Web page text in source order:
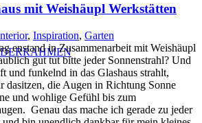
mit Weishäupl Werkstätten
, Inspiration, Garten
enstand in Zusammenarbeit mit Weishäupl
gut tut bitte jeder Sonnenstrahl? Und
und funkelnd in das Glashaus strahlt,
dasitzen, die Augen in Richtung Sonne
und wohlige Gefühl bis zum
Genau das mache ich gerade zu jeder